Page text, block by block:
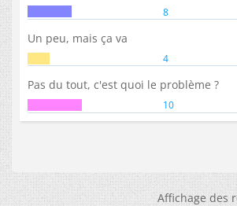
8
Un peu, mais ça va
4
Pas du tout, c'est quoi le problème ?
10
Affichage des